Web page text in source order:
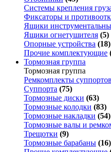
Системы крепления
Фиксаторы и
Ящики
Ящики огнетушителя (5)
Опорные устройства (18)
Прочие комплектующие
Тормозная группа
Тормозная группа
Ремкомплекты суппортов
Суппорта (75)
Тормозные диски (63)
Тормозные колодки (83)
Тормозные накладки (54)
Тормозные валы и
Трещотки (9)
Тормозные барабаны (16)